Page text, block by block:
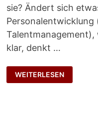
sie? Ändert sich
Talentmanagement),
klar, denkt …
HERANTASTEN
WEITERLESEN